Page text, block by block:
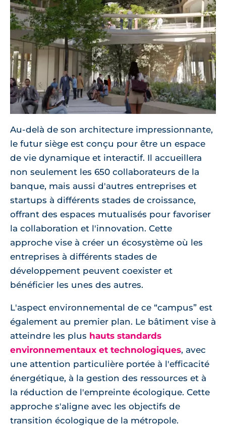
Au-delà de son architecture impressionnante,
le futur siège est conçu pour être un espace
de vie dynamique et interactif. Il accueillera
non seulement les 650 collaborateurs de la
banque, mais aussi d'autres entreprises et
startups à différents stades de croissance,
offrant des espaces mutualisés pour favoriser
la collaboration et l'innovation. Cette
approche vise à créer un écosystème où les
entreprises à différents stades de
développement peuvent coexister et
bénéficier les unes des autres.
L'aspect environnemental de ce “campus” est
également au premier plan. Le bâtiment vise à
atteindre les plus hauts standards
environnementaux et technologiques, avec
une attention particulière portée à l'efficacité
énergétique, à la gestion des ressources et à
la réduction de l'empreinte écologique. Cette
approche s'aligne avec les objectifs de
transition écologique de la métropole.